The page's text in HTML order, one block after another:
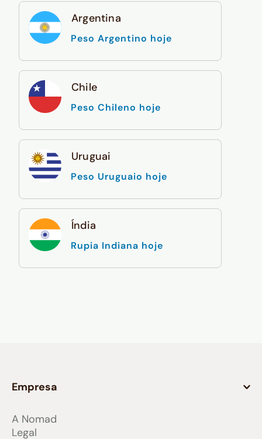
Argentina
Peso Argentino hoje
Chile
Peso Chileno hoje
Uruguai
Peso Uruguaio hoje
Índia
Rupia Indiana hoje
Empresa
A Nomad
Legal